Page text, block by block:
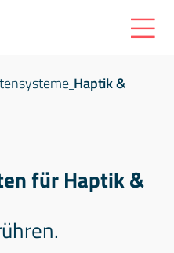
Haptik &
für Haptik &